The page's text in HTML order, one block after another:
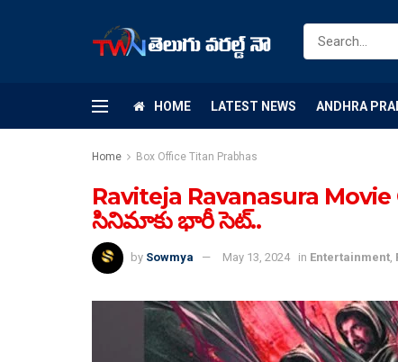
HOME LATEST NEWS ANDHRA
Home Box Office Titan Prabhas
Raviteja Ravanasura
సినిమాకు భారీ సెట్..
by Sowmya May 13, 2024 in Entertainment,